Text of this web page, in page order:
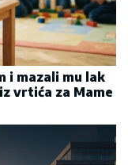
i mazali mu lak
vrtića za Mame